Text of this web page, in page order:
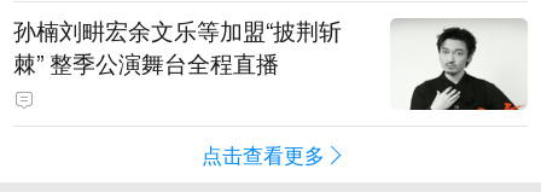
孙楠刘畊宏余文乐等加盟“披荆斩
棘” 整季公演舞台全程直播
点击查看更多